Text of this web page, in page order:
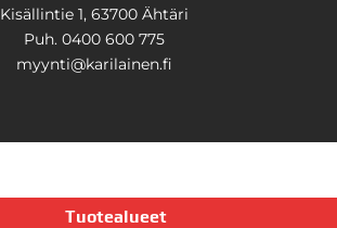
Kisällintie 1, 63700 Ähtäri
Puh. 0400 600 775
myynti@karilainen.fi
Tuotealueet